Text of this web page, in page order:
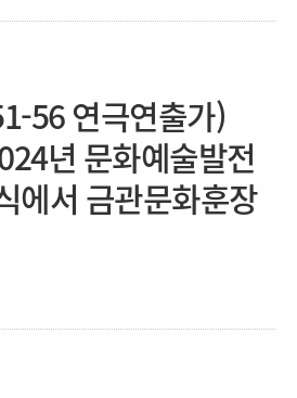
56 연극연출가)
년 문화예술발전
에서 금관문화훈장